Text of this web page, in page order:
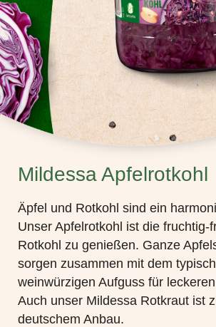
Mildessa Apfelrotkohl
Äpfel und Rotkohl sind ein
Unser Apfelrotkohl ist die fruchtig-
Rotkohl zu genießen. Ganze
sorgen zusammen mit dem
weinwürzigen Aufguss für
Auch unser Mildessa Rotkraut ist
deutschem Anbau.